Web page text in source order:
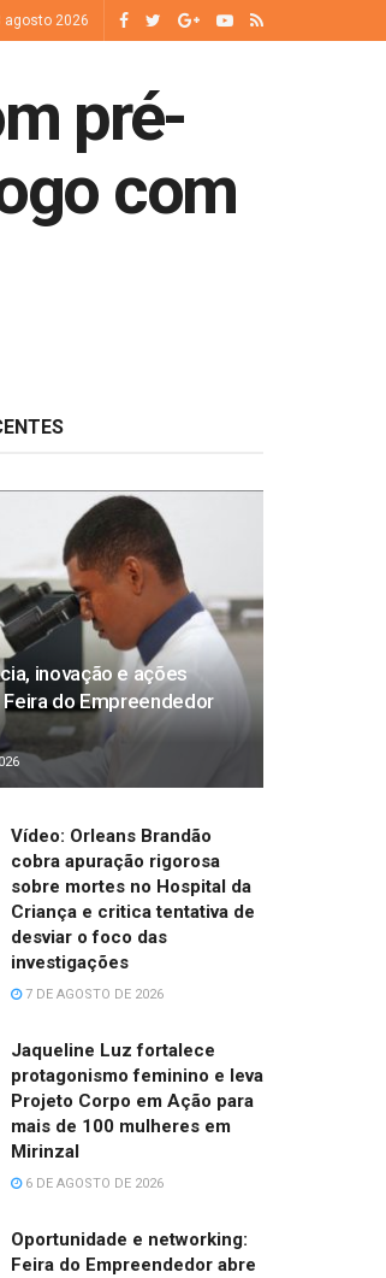
agosto 2026
pré-
com
inovação e ações
do Empreendedor
Vídeo: Orleans Brandão
cobra apuração rigorosa
sobre mortes no Hospital da
Criança e critica tentativa de
desviar o foco das
investigações
7 DE AGOSTO DE 2026
Jaqueline Luz fortalece
protagonismo feminino e leva
Projeto Corpo em Ação para
mais de 100 mulheres em
Mirinzal
6 DE AGOSTO DE 2026
Oportunidade e networking:
Feira do Empreendedor abre